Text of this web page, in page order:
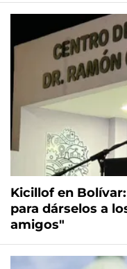
Kicillof en
para dárselos a
amigos"